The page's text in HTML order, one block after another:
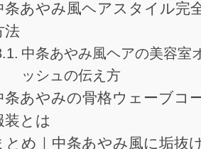
条あやみ風ヘアスタイル完
法
中条あやみ風ヘアの美容室
ッシュの伝え方
条あやみの骨格ウェーブコ
装とは
とめ｜中条あやみ風に垢抜